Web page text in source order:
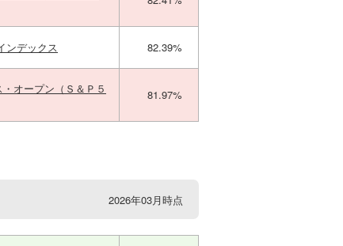
ンデックス 82.39%
オープン（Ｓ＆Ｐ５
81.97%
2026年03月時点